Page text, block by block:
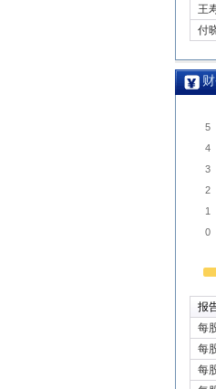
王
付
报
每
每
每